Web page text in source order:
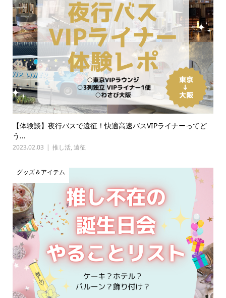
【体験談】夜行バスで遠征！快適高速バスVIPライナーってど
う...
2023.02.03 推し活, 遠征
グッズ＆アイテム